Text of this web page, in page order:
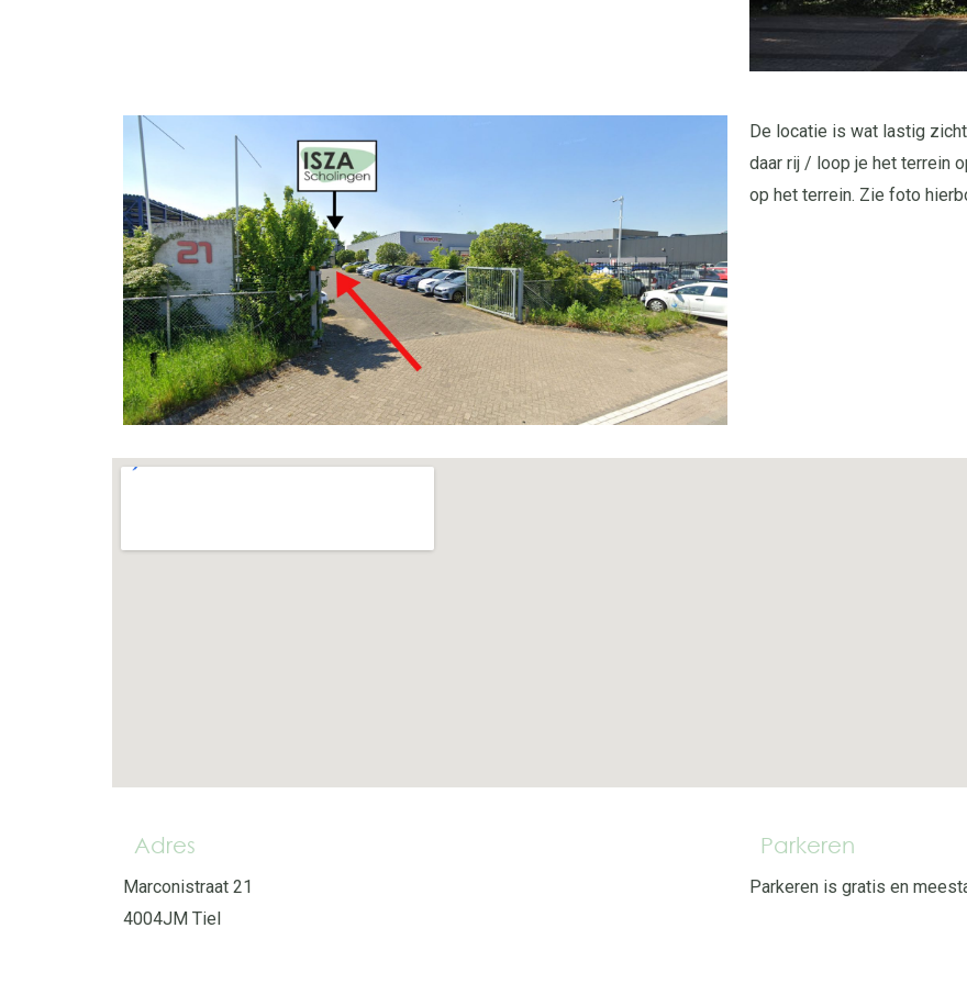
De locatie is wat lastig
daar rij / loop je het terrein
op het terrein. Zie foto
Adres
Marconistraat 21
4004JM Tiel
Parkeren
Parkeren is gratis en